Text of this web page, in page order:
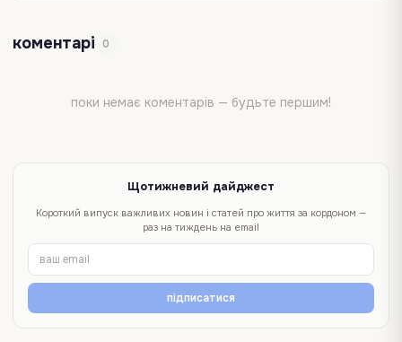
коментарі 0
поки немає коментарів — будьте першим!
Щотижневий дайджест
Короткий випуск важливих новин і статей про життя за кордоном —
раз на тиждень на email
підписатися